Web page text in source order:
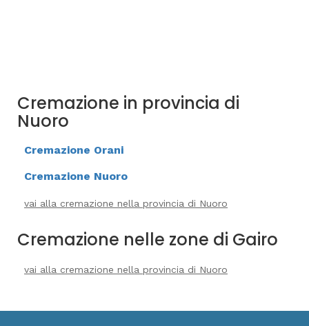
Cremazione in provincia di
Nuoro
Cremazione Orani
Cremazione Nuoro
vai alla cremazione nella provincia di Nuoro
Cremazione nelle zone di Gairo
vai alla cremazione nella provincia di Nuoro